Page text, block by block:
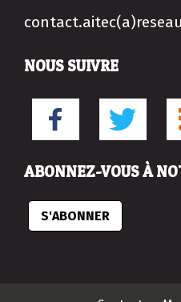
NOUS SUIVRE
ABONNEZ-VOUS À
S'ABONNER